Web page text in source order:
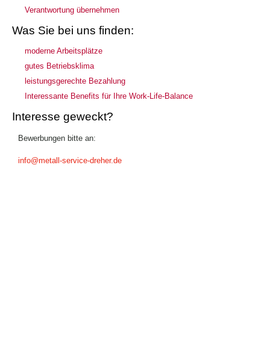
Verantwortung übernehmen
Was Sie bei uns finden:
moderne Arbeitsplätze
gutes Betriebsklima
leistungsgerechte Bezahlung
Interessante Benefits für Ihre Work-Life-Balance
Interesse geweckt?
Bewerbungen bitte an:
info@metall-service-dreher.de